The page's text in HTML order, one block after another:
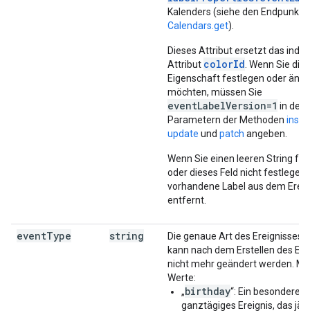
Kalenders (siehe den Endpunkt
Calendars.get).
Dieses Attribut ersetzt das
Attribut colorId . Wenn Sie
Eigenschaft festlegen oder
möchten, müssen Sie
eventLabelVersion=1 in den
Parametern der Methoden
update und patch angeben.
Wenn Sie einen leeren String
oder dieses Feld nicht
vorhandene Label aus dem
entfernt.
eventType string
Die genaue Art des Ereignisses.
kann nach dem Erstellen des
nicht mehr geändert werden.
Werte:
„birthday“: Ein besonderes
ganztägiges Ereignis, das